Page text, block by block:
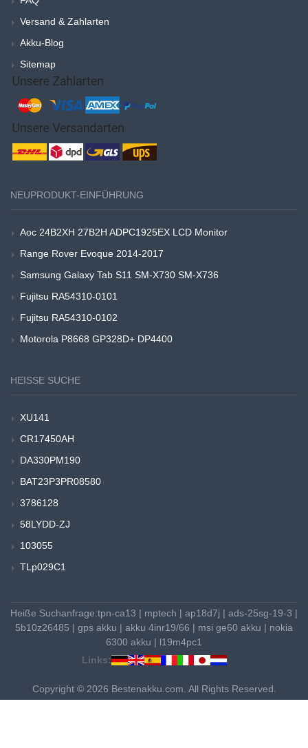
Versand & Zahlarten
Akku-Blog
Sitemap
NEUPRODUKT-EINFÜHRUNG
Aoc 24B2XH 27B2H ADPC1925EX LCD Monitor
Range Rover Evoque 2014-2017
Samsung Galaxy Tab S11 SM-X730 SM-X736
Fujitsu RA54310-0101
Fujitsu RA54310-0102
Motorola P8668 GP328D+ DP4400
HEISSE SUCHE
XU141
CR17450AH
DA330PM190
BAT23P3PR08580
3786128
58LYDD-ZJ
103055
TLp029C1
Heiße Suchanfrage:tpn-ca13 | mptech | ap18d7j | ads-25sg-19-3 |
5b10z26485 | gps akku | akku 4inr19/66 | msi ge60 akku | nokia
6300 akku | l19m4pc1
Links:
Copyright © 2026 Bestenakku.com. All Rights Reserved.